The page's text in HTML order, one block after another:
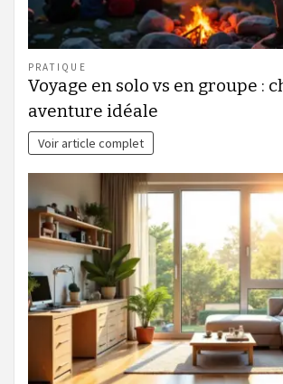
PRATIQUE
Voyage en solo vs en groupe :
aventure idéale
Voir article complet